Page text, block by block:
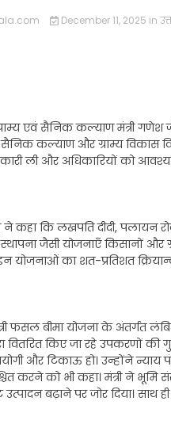
December 11, 2025 in
एवं सैनिक कल्याण मंत्री
कल्याण और ग्राम्य विकास
ली और अधिकारियों को
ने कहा कि लखपति दीदी, पलायन
स्थापना जैसी योजनाएँ किसानों
योजनाओं का शत-प्रतिशत
फसल बीमा योजना के अंतर्गत
वितरित किए जा रहे उपकरणों
और टिकाऊ हो। उन्होंने
करने को भी कहा। मंत्री ने भूमि
बढ़ाने पर जोर दिया। साथ